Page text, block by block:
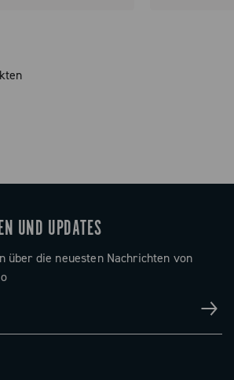
UND UPDATES
über die neuesten Nachrichten von